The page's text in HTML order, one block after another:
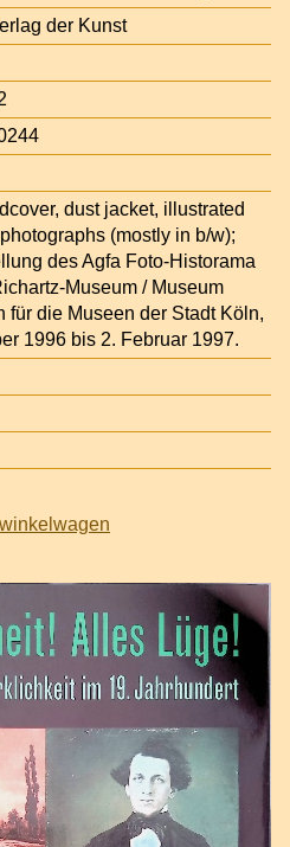
der Kunst
dust jacket, illustrated
(mostly in b/w);
des Agfa Foto-Historama
Museum / Museum
für die Museen der Stadt Köln,
1996 bis 2. Februar 1997.